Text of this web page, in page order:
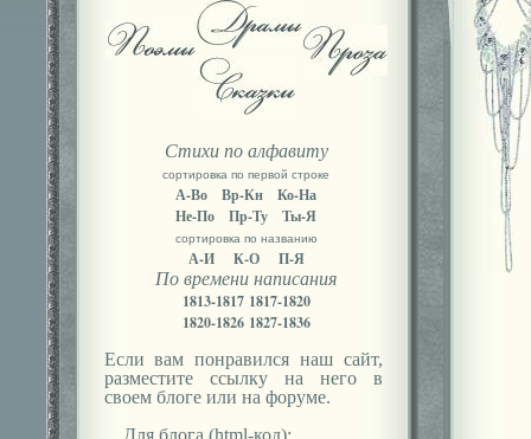
Стихи по алфавиту
сортировка по первой строке
А-Во Вр-Кн
Ко-На
Не-По
Пр-Ту Ты-Я
сортировка по названию
А-И К-О
П-Я
По времени написания
1813-1817 1817-1820
1820-1826 1827-1836
Если вам понравился наш сайт,
разместите ссылку на него в
своем блоге или на форуме.
Для блога (html-код):